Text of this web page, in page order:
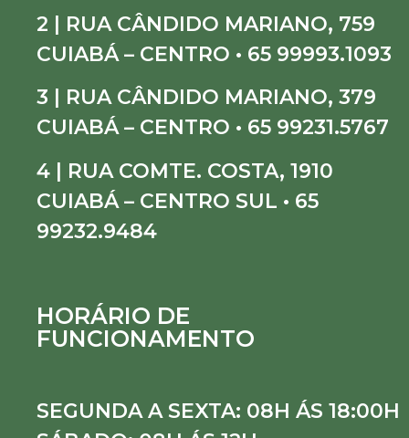
2 | RUA CÂNDIDO MARIANO, 759
CUIABÁ – CENTRO • 65 99993.1093
3 | RUA CÂNDIDO MARIANO, 379
CUIABÁ – CENTRO • 65 99231.5767
4 | RUA COMTE. COSTA, 1910
CUIABÁ – CENTRO SUL • 65
99232.9484
HORÁRIO DE
FUNCIONAMENTO
SEGUNDA A SEXTA: 08H ÁS 18:00H